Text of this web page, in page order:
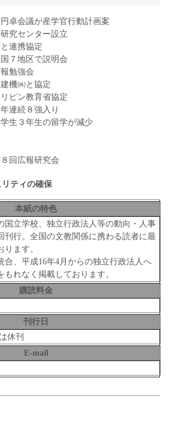
卓会議が産学官行動計画案
究センター設立
連携協定
７地区で説明会
勉強会
機㈱と協定
ピン教育省協定
連続８強入り
学生３年生の留学が減少
回広報研究会
リティの確保
本紙の特色
立学校、独立行政法人等の動向・人事
刊行。全国の文教関係に携わる読者に最
ます。
合、平成16年4月からの独立行政法人へ
れなく掲載しております。
購読料金
刊行日
休刊
E-mail